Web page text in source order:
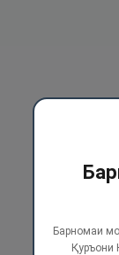
Барномаи
Қуръони